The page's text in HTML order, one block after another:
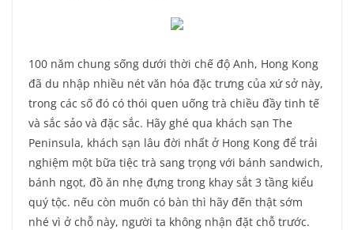
100 năm chung sống dưới thời chế độ Anh, Hong Kong
đã du nhập nhiều nét văn hóa đặc trưng của xứ sở này,
trong các số đó có thói quen uống trà chiều đầy tinh tế
và sắc sảo và đặc sắc. Hãy ghé qua khách sạn The
Peninsula, khách sạn lâu đời nhất ở Hong Kong để trải
nghiệm một bữa tiệc trà sang trọng với bánh sandwich,
bánh ngọt, đồ ăn nhẹ đựng trong khay sắt 3 tầng kiểu
quý tộc. nếu còn muốn có bàn thì hãy đến thật sớm
nhé vì ở chỗ này, người ta không nhận đặt chỗ trước.